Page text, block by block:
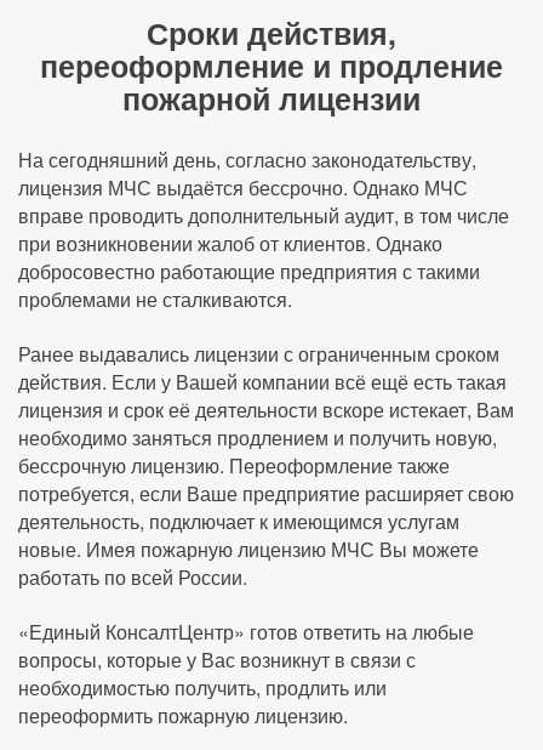
Сроки действия,
переоформление и продление
пожарной лицензии
На сегодняшний день, согласно законодательству,
лицензия МЧС выдаётся бессрочно. Однако МЧС
вправе проводить дополнительный аудит, в том числе
при возникновении жалоб от клиентов. Однако
добросовестно работающие предприятия с такими
проблемами не сталкиваются.
Ранее выдавались лицензии с ограниченным сроком
действия. Если у Вашей компании всё ещё есть такая
лицензия и срок её деятельности вскоре истекает, Вам
необходимо заняться продлением и получить новую,
бессрочную лицензию. Переоформление также
потребуется, если Ваше предприятие расширяет свою
деятельность, подключает к имеющимся услугам
новые. Имея пожарную лицензию МЧС Вы можете
работать по всей России.
«Единый КонсалтЦентр» готов ответить на любые
вопросы, которые у Вас возникнут в связи с
необходимостью получить, продлить или
переоформить пожарную лицензию.